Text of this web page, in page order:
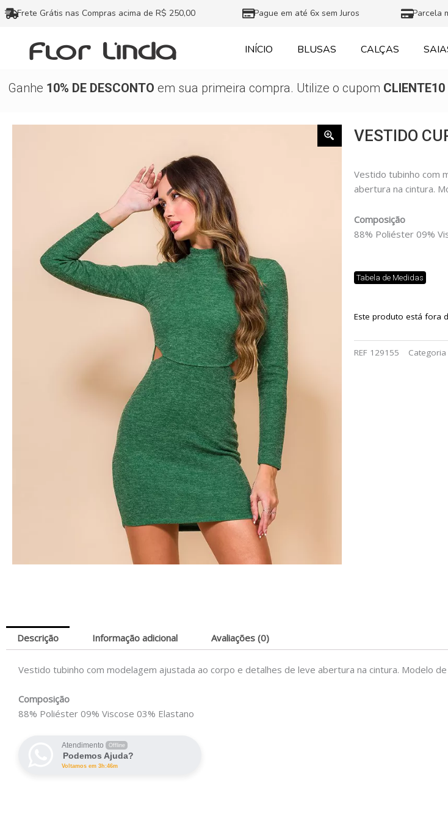
Ir
para
conteúdo
Frete Grátis nas Compras acima de R$ 250,00 Pague em até 6x sem Juros Parcela
INÍCIO BLUSAS CALÇAS
Ganhe 10% DE DESCONTO em sua primeira compra. Utilize o cupom CLIENTE10
VESTIDO
Vestido tubinho com
abertura na cintura.
Composição
88% Poliéster 09%
Tabela de Medidas
Este produto está fora
REF 129155 Categoria
Descrição Informação adicional Avaliações (0)
Vestido tubinho com modelagem ajustada ao corpo e detalhes de leve abertura na cintura. Modelo
Composição
88% Poliéster 09% Viscose 03% Elastano
Atendimento Offline
Podemos Ajuda?
Voltamos em 3h:46m